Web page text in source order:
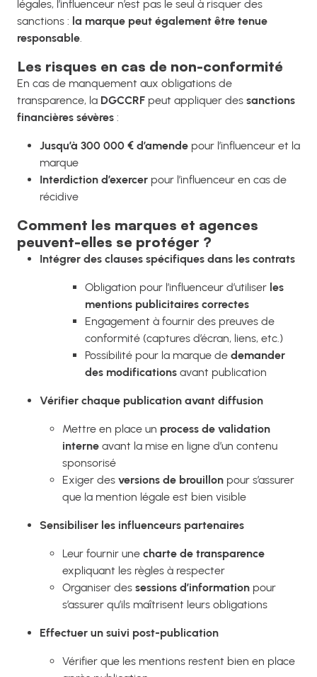
légales, l’influenceur n’est pas le seul à risquer des
sanctions : la marque peut également être tenue
responsable.
Les risques en cas de non-conformité
En cas de manquement aux obligations de
transparence, la DGCCRF peut appliquer des sanctions
financières sévères :
Jusqu’à 300 000 € d’amende pour l’influenceur et la
marque
Interdiction d’exercer pour l’influenceur en cas de
récidive
Comment les marques et agences
peuvent-elles se protéger ?
Intégrer des clauses spécifiques dans les contrats
Obligation pour l’influenceur d’utiliser les
mentions publicitaires correctes
Engagement à fournir des preuves de
conformité (captures d’écran, liens, etc.)
Possibilité pour la marque de demander
des modifications avant publication
Vérifier chaque publication avant diffusion
Mettre en place un process de validation
interne avant la mise en ligne d’un contenu
sponsorisé
Exiger des versions de brouillon pour s’assurer
que la mention légale est bien visible
Sensibiliser les influenceurs partenaires
Leur fournir une charte de transparence
expliquant les règles à respecter
Organiser des sessions d’information pour
s’assurer qu’ils maîtrisent leurs obligations
Effectuer un suivi post-publication
Vérifier que les mentions restent bien en place